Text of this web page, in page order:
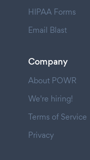
HIPAA Forms
Email Blast
Company
About POWR
We're hiring!
Terms of Service
Privacy